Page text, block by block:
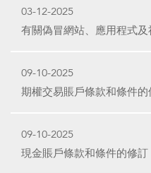
03-12-2025
有關偽冒網站、應用程式
09-10-2025
期權交易賬戶條款和條件的
09-10-2025
現金賬戶條款和條件的修訂